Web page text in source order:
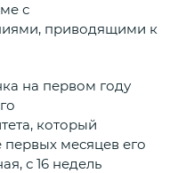
с
приводящими к
на первом году
который
месяцев его
с 16 недель